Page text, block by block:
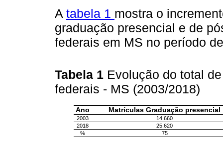
A tabela 1 mostra o
graduação presencial e de
federais em MS no período
Tabela 1 Evolução do total
federais - MS (2003/2018)
Ano Matrículas Graduação presencial
2003
14.660
2018
25.620
%
75